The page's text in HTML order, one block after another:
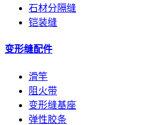
石材分隔缝
铠装缝
变形缝配件
滑竿
阻火带
变形缝基座
弹性胶条